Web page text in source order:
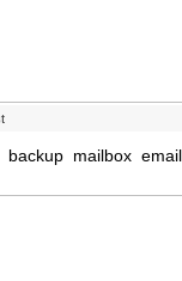
backup mailbox email